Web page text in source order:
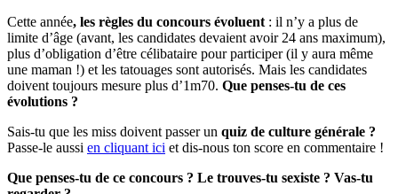
Cette année, les règles du concours évoluent : il n’y a plus de
limite d’âge (avant, les candidates devaient avoir 24 ans maximum),
plus d’obligation d’être célibataire pour participer (il y aura même
une maman !) et les tatouages sont autorisés. Mais les candidates
doivent toujours mesure plus d’1m70. Que penses-tu de ces
évolutions ?
Sais-tu que les miss doivent passer un quiz de culture générale ?
Passe-le aussi en cliquant ici et dis-nous ton score en commentaire !
Que penses-tu de ce concours ? Le trouves-tu sexiste ? Vas-tu